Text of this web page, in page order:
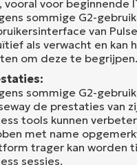
vooral voor beginnende
sommige G2-
van
als verwacht en kan
om deze te begrijpen.
sommige G2-
de prestaties van
tools kunnen
met name
trager kan worden
sessies.